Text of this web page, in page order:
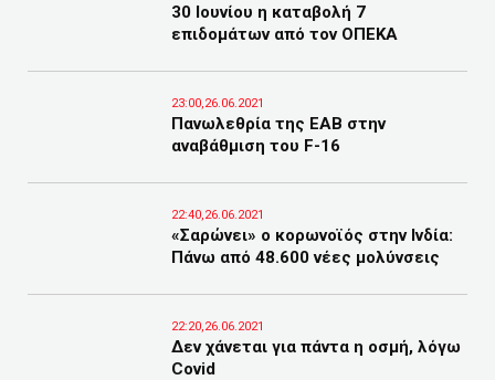
30 Ιουνίου η καταβολή 7
επιδομάτων από τον ΟΠΕΚΑ
23:00,26.06.2021
Πανωλεθρία της ΕΑΒ στην
αναβάθμιση του F-16
22:40,26.06.2021
«Σαρώνει» ο κορωνοϊός στην Ινδία:
Πάνω από 48.600 νέες μολύνσεις
22:20,26.06.2021
Δεν χάνεται για πάντα η οσμή, λόγω
Covid